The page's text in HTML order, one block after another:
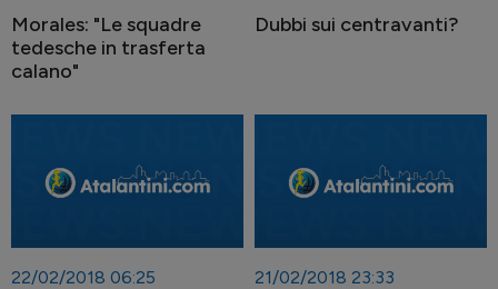
Morales: "Le squadre
tedesche in trasferta
calano"
Dubbi sui centravanti?
22/02/2018 06:25
21/02/2018 23:33